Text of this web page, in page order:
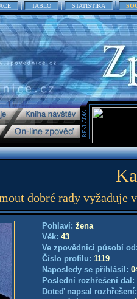
TABLO STATISTIKA
dobré rady vyžaduje
Pohlaví: žena
Věk: 43
Ve zpovědnici působí od:
Číslo profilu: 1119
Naposledy se přihlásil:
Poslední rozhřešení dal:
Doteď napsal rozhřešení: